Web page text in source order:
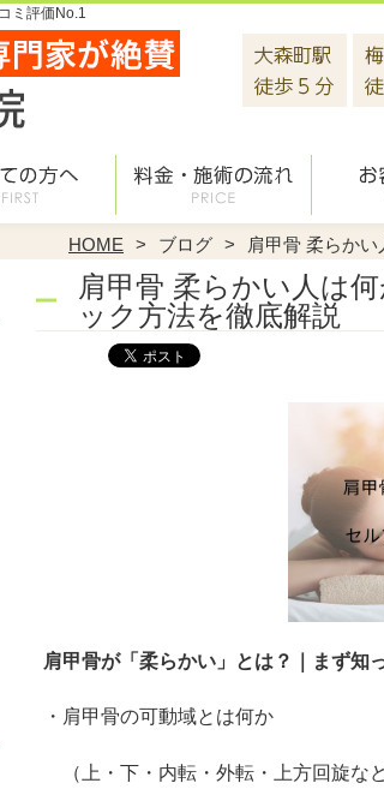
ミ評価No.1
HOME ブログ 肩甲骨 柔らか
肩甲骨 柔らかい人は
ック方法を徹底解説
肩甲骨が「柔らかい」とは？｜まず知
・肩甲骨の可動域とは何か
（上・下・内転・外転・上方回旋な